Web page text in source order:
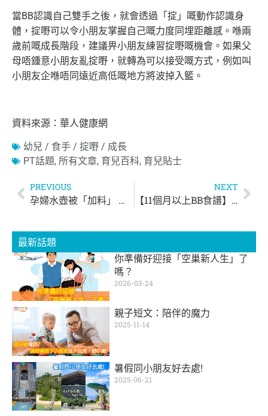
當BB認識自己雙手之後，就會透過「掟」嘅動作認識身
體，掟嘢可以令小朋友掌握自己嘅力度同埋距離感。喺兩
歲前嘅成長階段，建議畀小朋友練習掟嘢嘅機會。如果父
母唔鍾意小朋友亂掟嘢，就轉為可以接受嘅方式，例如叫
小朋友企喺唔同遠近高低嘅地方將波掉入籃。
資料來源：華人健康網
幼兒 / 食手 / 掟嘢 / 成長
PT話題, 所有文章, 育兒百科, 育兒貼士
PREVIOUS
孕婦水壺被「加料」 飲「洗潔精」咖啡導致BB兔唇
NEXT
【11個月以上BB食譜】牛油果香蕉班戟
最新話題
你準備好迎接「空巢新人生」了
嗎？
2026-03-24
親子短文：陪伴的魔力
2025-11-14
暑假同小朋友好去處!
2025-06-21